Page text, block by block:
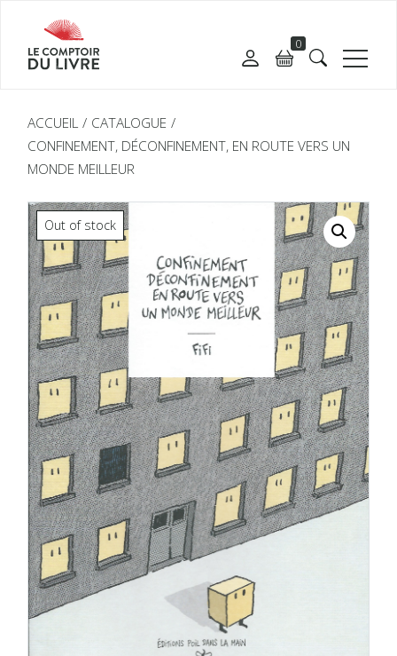
0
ACCUEIL
CATALOGUE
CONFINEMENT, DÉCONFINEMENT, EN ROUTE VERS UN
MONDE MEILLEUR
Out of stock